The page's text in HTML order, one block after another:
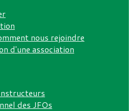
nous rejoindre
d'une association
des JFOs